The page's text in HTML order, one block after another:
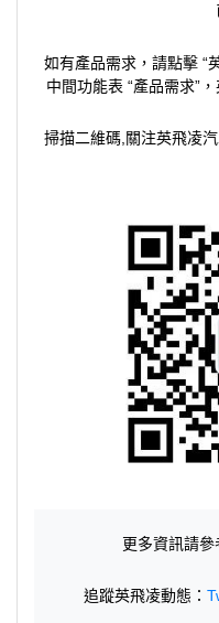
如有產品需求，請點擊 “
中間功能表 “產品需求”
掃描二維碼,關注英飛凌
更多資訊請參
追蹤英飛凌動態：